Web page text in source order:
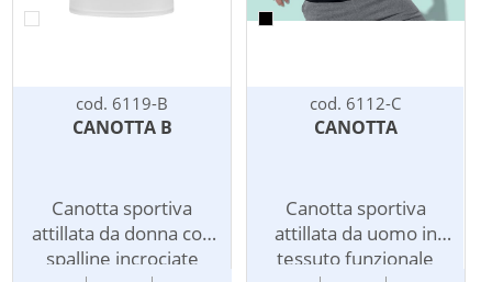
cod. 6119-B
CANOTTA B
Canotta sportiva
attillata da donna con
spalline incrociate
cod. 6112-C
CANOTTA
Canotta sportiva
attillata da uomo in
tessuto funzionale